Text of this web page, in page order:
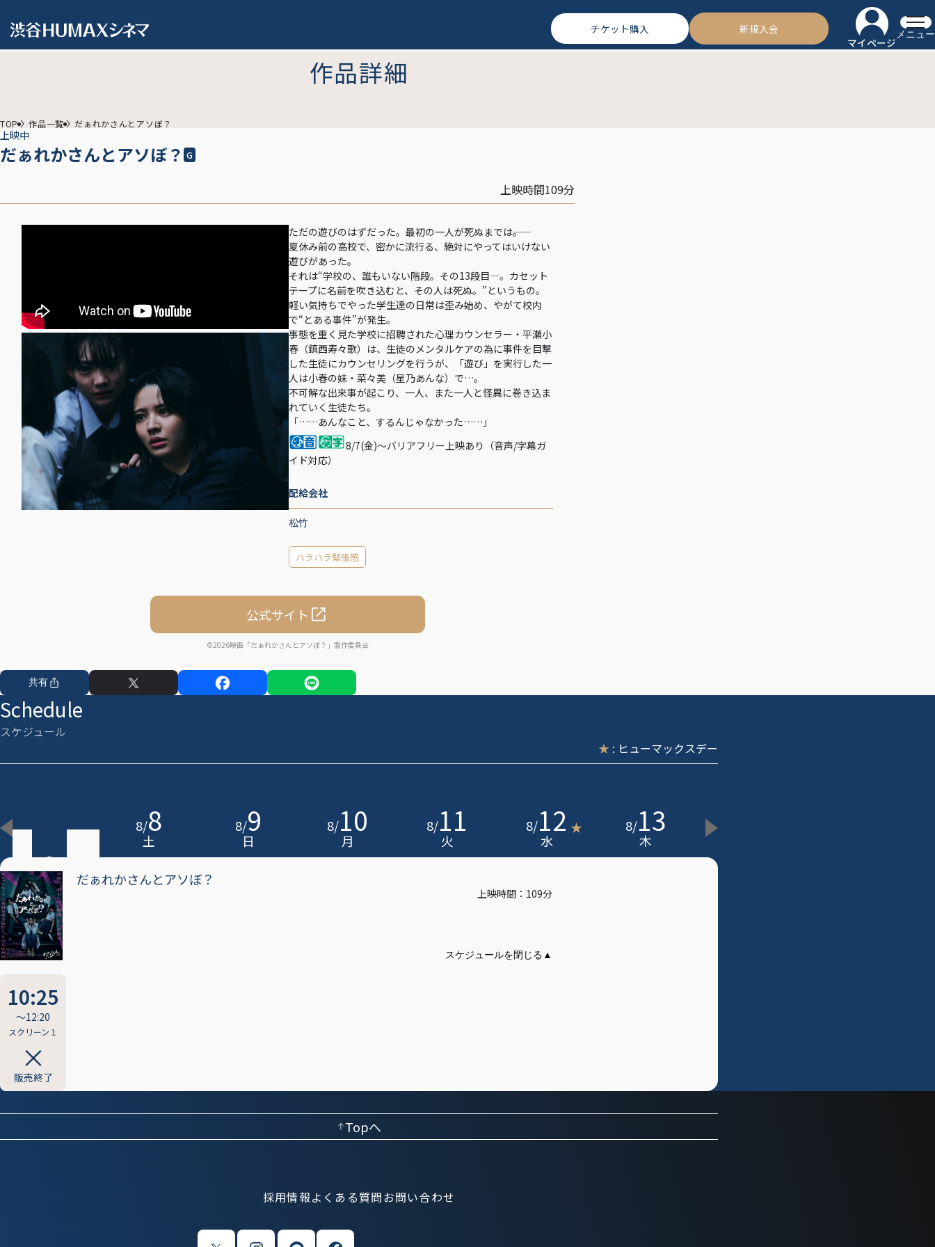
チケット購入
新規入会
マイページ
メニュー
作品詳細
TOP 作品一覧 だぁれかさんとアソぼ？
上映中
だぁれかさんとアソぼ？ G
上映時間109分
ただの遊びのはずだった。最初の一人が死ぬまでは――。
夏休み前の高校で、密かに流行る、絶対にやってはいけない
遊びがあった。
それは“学校の、誰もいない階段。その13段目—。カセット
テープに名前を吹き込むと、その人は死ぬ。”というもの。
軽い気持ちでやった学生達の日常は歪み始め、やがて校内
で“とある事件”が発生。
事態を重く見た学校に招聘された心理カウンセラー・平瀬小
春（鎮西寿々歌）は、生徒のメンタルケアの為に事件を目撃
した生徒にカウンセリングを行うが、「遊び」を実行した一
人は小春の妹・菜々美（星乃あんな）で…。
不可解な出来事が起こり、一人、また一人と怪異に巻き込ま
れていく生徒たち。
「……あんなこと、するんじゃなかった……」
8/7(金)～バリアフリー上映あり（音声/字幕ガ
イド対応）
配給会社
松竹
ハラハラ緊張感
公式サイト
©2026映画「だぁれかさんとアソぼ？」製作委員会
共有
Schedule
スケジュール
★ : ヒューマックスデー
8/8
土
8/9
日
8/10
月
8/11
火
8/12 ★
水
8/13
木
だぁれかさんとアソぼ？
上映時間：109分
10:25
〜12:20
スクリーン１
販売終了
Topへ
採用情報よくある質問お問い合わせ